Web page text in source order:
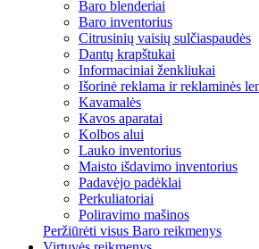
Baro blenderiai
Baro inventorius
Citrusinių vaisių sulčiaspaudės
Dantų krapštukai
Informaciniai ženkliukai
Išorinė reklama ir reklaminės
Kavamalės
Kavos aparatai
Kolbos alui
Lauko inventorius
Maisto išdavimo inventorius
Padavėjo padėklai
Perkuliatoriai
Poliravimo mašinos
Peržiūrėti visus Baro reikmenys